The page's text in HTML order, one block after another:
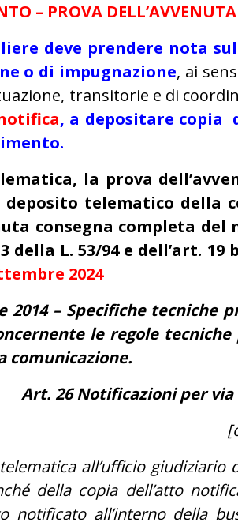
– PROVA
deve prendere nota
o di impugnazione, ai
transitorie e di
, a depositare copia
la prova
telematico della
consegna completa del
della L. 53/94e dell’art. 19
2024
2014 – Specifiche tecniche
le regole
comunicazione.
Art. 26 Notificazioni per
all’ufficio
della copia dell’atto
notificato all’interno della